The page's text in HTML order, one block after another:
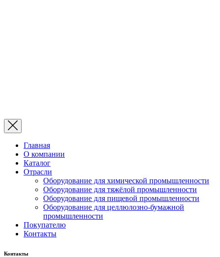
Главная
О компании
Каталог
Отрасли
Оборудование для химической промышленности
Оборудование для тяжёлой промышленности
Оборудование для пищевой промышленности
Оборудование для целлюлозно-бумажной
промышленности
Покупателю
Контакты
Контакты